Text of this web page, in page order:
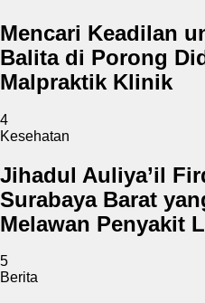
Mencari Keadilan
Balita di Porong
Malpraktik Klinik
4
Kesehatan
Jihadul Auliya’il
Surabaya Barat
Melawan Penyakit
5
Berita